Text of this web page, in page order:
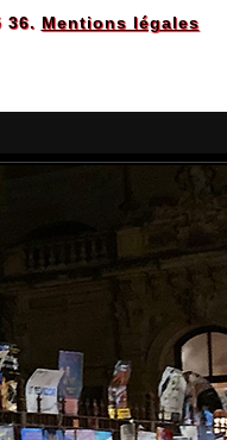
36. Mentions légales